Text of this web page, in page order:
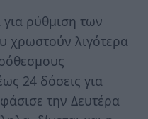
για ρύθμιση των
χρωστούν λιγότερα
24 δόσεις για
την Δευτέρα